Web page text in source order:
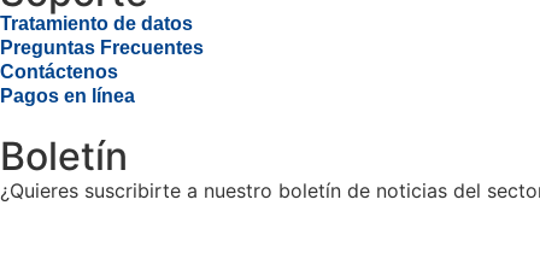
Tratamiento de datos
Preguntas Frecuentes
Contáctenos
Pagos en línea
Boletín
¿Quieres suscribirte a nuestro boletín de noticias del